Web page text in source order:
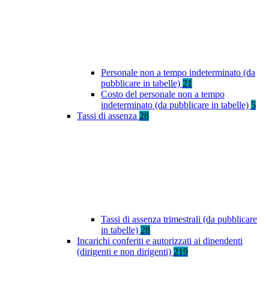
Personale non a tempo indeterminato (da
pubblicare in tabelle) 21
Costo del personale non a tempo
indeterminato (da pubblicare in tabelle) 5
Tassi di assenza 28
Tassi di assenza trimestrali (da pubblicare
in tabelle) 28
Incarichi conferiti e autorizzati ai dipendenti
(dirigenti e non dirigenti) 219